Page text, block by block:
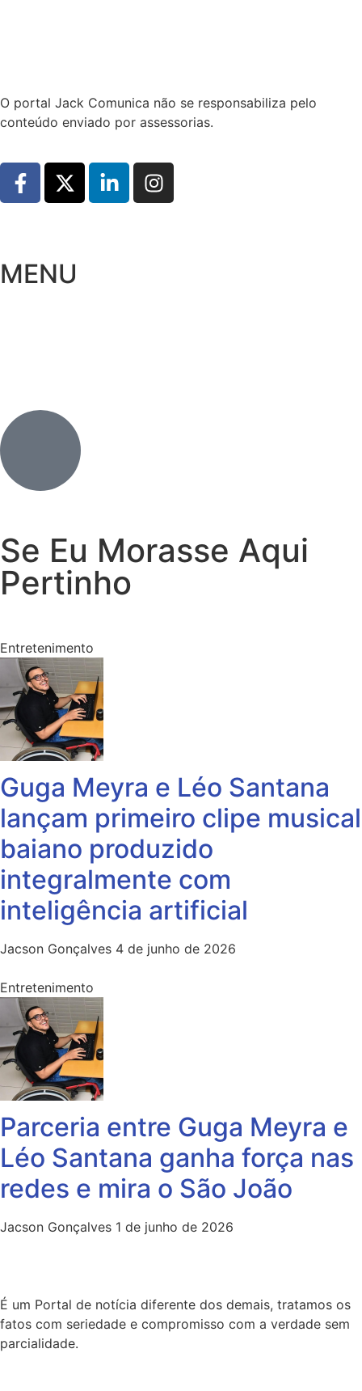
O portal Jack Comunica não se responsabiliza pelo
conteúdo enviado por assessorias.
MENU
Se Eu Morasse Aqui
Pertinho
Entretenimento
Guga Meyra e Léo Santana
lançam primeiro clipe musical
baiano produzido
integralmente com
inteligência artificial
Jacson Gonçalves 4 de junho de 2026
Entretenimento
Parceria entre Guga Meyra e
Léo Santana ganha força nas
redes e mira o São João
Jacson Gonçalves 1 de junho de 2026
É um Portal de notícia diferente dos demais, tratamos os
fatos com seriedade e compromisso com a verdade sem
parcialidade.